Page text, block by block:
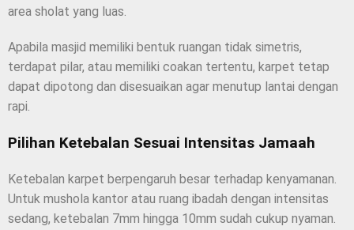
area sholat yang luas.
Apabila masjid memiliki bentuk ruangan tidak simetris,
terdapat pilar, atau memiliki coakan tertentu, karpet tetap
dapat dipotong dan disesuaikan agar menutup lantai dengan
rapi.
Pilihan Ketebalan Sesuai Intensitas Jamaah
Ketebalan karpet berpengaruh besar terhadap kenyamanan.
Untuk mushola kantor atau ruang ibadah dengan intensitas
sedang, ketebalan 7mm hingga 10mm sudah cukup nyaman.